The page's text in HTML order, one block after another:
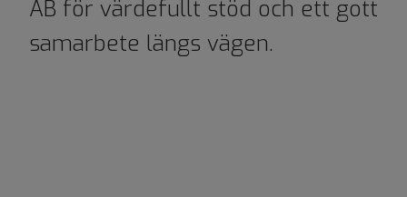
AB för värdefullt stöd och ett gott
samarbete längs vägen.